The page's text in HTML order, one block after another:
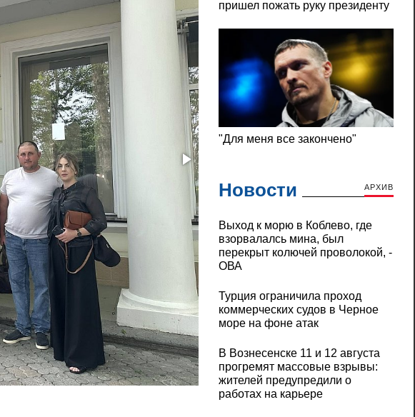
Международную конференцию зоопарков
Новости АРХИВ
Выход к морю в Коблево, где
взорвалалсь мина, был
перекрыт колючей проволокой, -
ОВА
Турция ограничила проход
коммерческих судов в Черное
море на фоне атак
В Вознесенске 11 и 12 августа
прогремят массовые взрывы:
жителей предупредили о
работах на карьере